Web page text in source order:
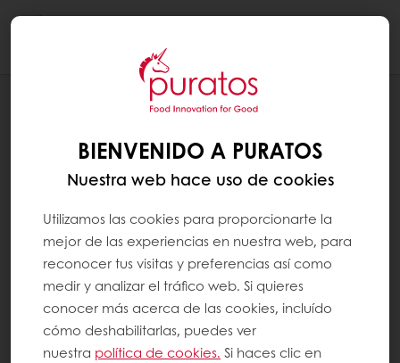
BIENVENIDO A PURATOS
Nuestra web hace uso de cookies
Utilizamos las cookies para proporcionarte la
mejor de las experiencias en nuestra web, para
reconocer tus visitas y preferencias así como
medir y analizar el tráfico web. Si quieres
conocer más acerca de las cookies, incluído
cómo deshabilitarlas, puedes ver
nuestra política de cookies. Si haces clic en